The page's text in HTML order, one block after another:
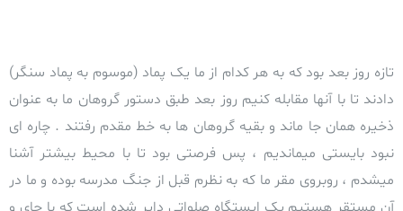
تازه روز بعد بود که به هر کدام از ما یک پماد (موسوم به پماد سنگر)
دادند تا با آنها مقابله کنیم روز بعد طبق دستور گروهان ما به عنوان
ذخیره همان جا ماند و بقیه گروهان ها به خط مقدم رفتند . چاره ای
نبود بایستی میماندیم ، پس فرصتی بود تا با محیط بیشتر آشنا
میشدم ، روبروی مقر ما که به نظرم قبل از جنگ مدرسه بوده و ما در